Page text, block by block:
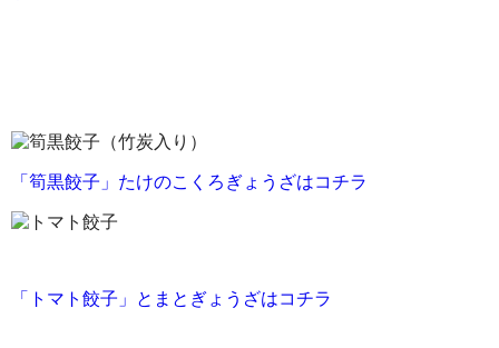
「筍黒餃子」たけのこくろぎょうざはコチラ
「トマト餃子」とまとぎょうざはコチラ